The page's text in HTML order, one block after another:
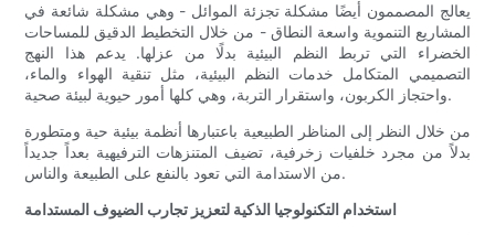
يعالج المصممون أيضًا مشكلة تجزئة الموائل - وهي مشكلة شائعة في
المشاريع التنموية واسعة النطاق - من خلال التخطيط الدقيق للمساحات
الخضراء التي تربط النظم البيئية بدلًا من عزلها. يدعم هذا النهج
التصميمي المتكامل خدمات النظم البيئية، مثل تنقية الهواء والماء،
واحتجاز الكربون، واستقرار التربة، وهي كلها أمور حيوية لبيئة صحية.
من خلال النظر إلى المناظر الطبيعية باعتبارها أنظمة بيئية حية ومتطورة
بدلاً من مجرد خلفيات زخرفية، تضيف المتنزهات الترفيهية بعداً جديداً
من الاستدامة التي تعود بالنفع على الطبيعة والناس.
استخدام التكنولوجيا الذكية لتعزيز تجارب الضيوف المستدامة